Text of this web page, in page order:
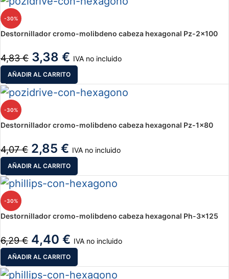
-30%
Destornillador cromo-molibdeno cabeza hexagonal Pz-2×100
4,83€ 3,38 € IVA no incluido
AÑADIR AL CARRITO
-30%
Destornillador cromo-molibdeno cabeza hexagonal Pz-1×80
4,07€ 2,85 € IVA no incluido
AÑADIR AL CARRITO
-30%
Destornillador cromo-molibdeno cabeza hexagonal Ph-3×125
6,29€ 4,40 € IVA no incluido
AÑADIR AL CARRITO